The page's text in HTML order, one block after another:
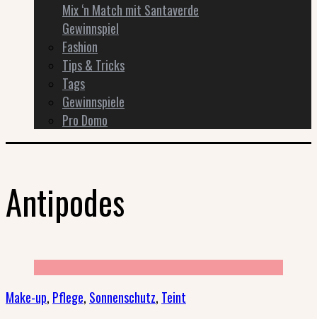
Mix ‘n Match mit Santaverde
Gewinnspiel
Fashion
Tips & Tricks
Tags
Gewinnspiele
Pro Domo
Antipodes
Make-up, Pflege, Sonnenschutz, Teint